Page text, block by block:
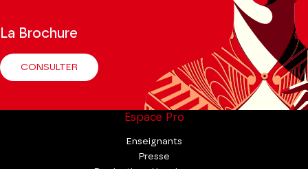
La Brochure
CONSULTER
Espace Pro
Enseignants
Presse